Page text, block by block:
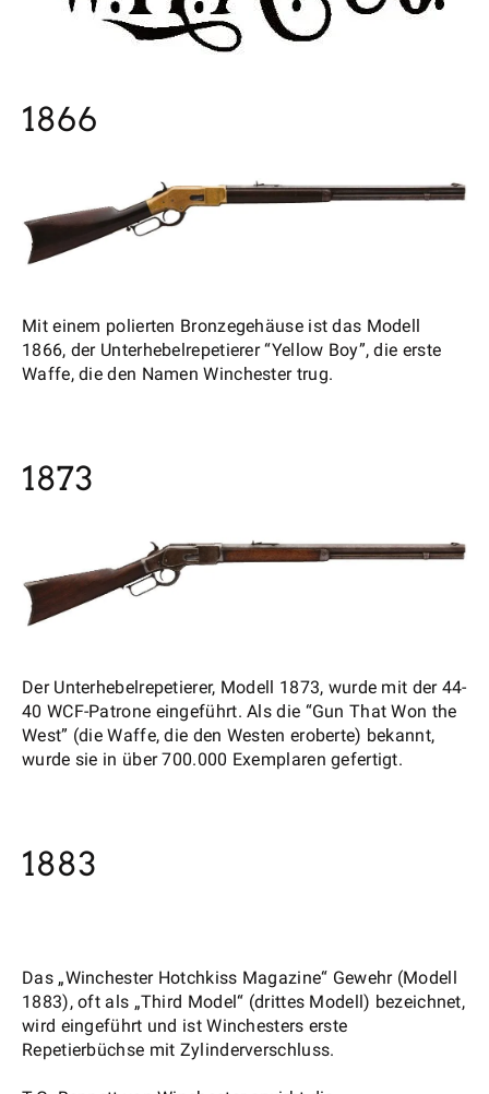
1866
Mit einem polierten Bronzegehäuse ist das Modell
1866, der Unterhebelrepetierer “Yellow Boy”, die erste
Waffe, die den Namen Winchester trug.
1873
Der Unterhebelrepetierer, Modell 1873, wurde mit der 44-
40 WCF-Patrone eingeführt. Als die “Gun That Won the
West” (die Waffe, die den Westen eroberte) bekannt,
wurde sie in über 700.000 Exemplaren gefertigt.
1883
Das „Winchester Hotchkiss Magazine“ Gewehr (Modell
1883), oft als „Third Model“ (drittes Modell) bezeichnet,
wird eingeführt und ist Winchesters erste
Repetierbüchse mit Zylinderverschluss.